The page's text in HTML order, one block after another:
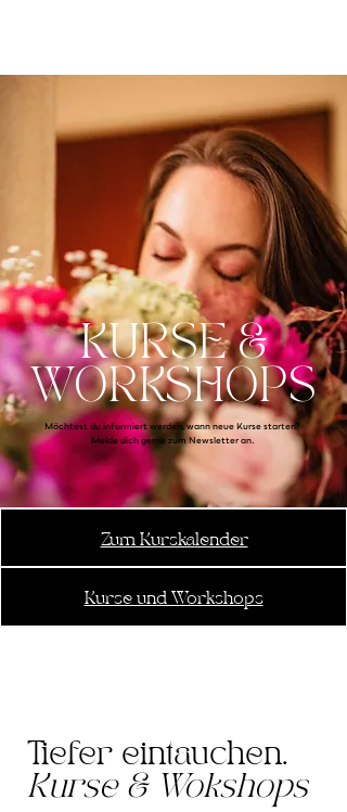
KURSE &
WORKSHOPS
Möchtest du informiert werden, wann neue Kurse starten?
Melde dich gerne zum Newsletter an.
Zum Kurskalender
Kurse und Workshops
Tiefer eintauchen.
Kurse & Wokshops